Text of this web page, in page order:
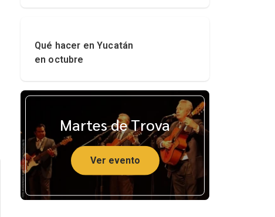
Qué hacer en Yucatán
en octubre
Martes de Trova
Ver evento